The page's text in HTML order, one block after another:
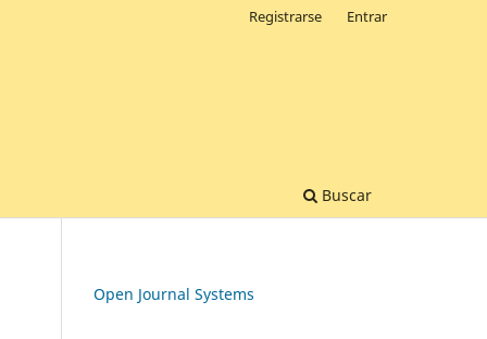
Buscar
Registrarse Entrar
Open Journal Systems